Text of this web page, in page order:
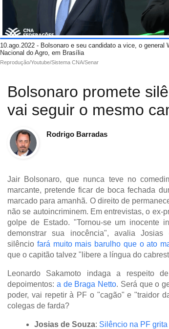
10.ago.2022 - Bolsonaro e seu candidato a vice, o general
Nacional do Agro, em Brasília
Reprodução/Youtube/Sistema CNA/Senar
Bolsonaro promete
vai seguir o mesmo
Rodrigo Barradas
Jair Bolsonaro, que nunca teve no
marcante, pretende ficar de boca fechada
marcado para amanhã. O direito de
não se autoincriminem. Em entrevistas, o ex-
golpe de Estado. "Tornou-se um inocente
demonstrar sua inocência", avalia
silêncio fará muito mais barulho que o ato
que o capitão talvez "libere a língua do
Leonardo Sakamoto indaga a respeito
depoimentos: a de Braga Netto. Será que o
poder, vai repetir à PF o "cagão" e "traidor
colegas de farda?
Josias de Souza: Silêncio na PF